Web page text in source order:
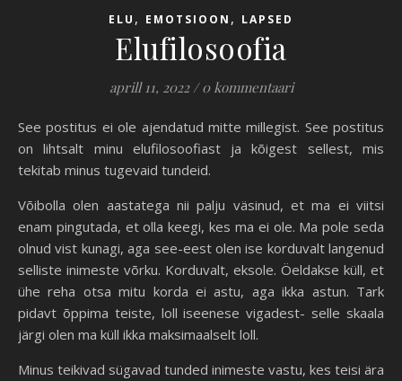
ELU , EMOTSIOON , LAPSED
Elufilosoofia
aprill 11, 2022 / 0 kommentaari
See postitus ei ole ajendatud mitte millegist. See postitus
on lihtsalt minu elufilosoofiast ja kõigest sellest, mis
tekitab minus tugevaid tundeid.
Võibolla olen aastatega nii palju väsinud, et ma ei viitsi
enam pingutada, et olla keegi, kes ma ei ole. Ma pole seda
olnud vist kunagi, aga see-eest olen ise korduvalt langenud
selliste inimeste võrku. Korduvalt, eksole. Öeldakse küll, et
ühe reha otsa mitu korda ei astu, aga ikka astun. Tark
pidavt õppima teiste, loll iseenese vigadest- selle skaala
järgi olen ma küll ikka maksimaalselt loll.
Minus teikivad sügavad tunded inimeste vastu, kes teisi ära